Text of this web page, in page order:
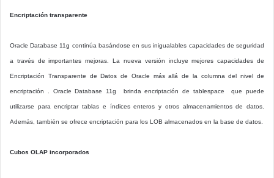
Encriptación transparente
Oracle Database 11g continúa basándose en sus inigualables capacidades de seguridad
a través de importantes mejoras. La nueva versión incluye mejores capacidades de
Encriptación Transparente de Datos de Oracle más allá de la columna del nivel de
encriptación . Oracle Database 11g brinda encriptación de tablespace que puede
utilizarse para encriptar tablas e índices enteros y otros almacenamientos de datos.
Además, también se ofrece encriptación para los LOB almacenados en la base de datos.
Cubos OLAP incorporados